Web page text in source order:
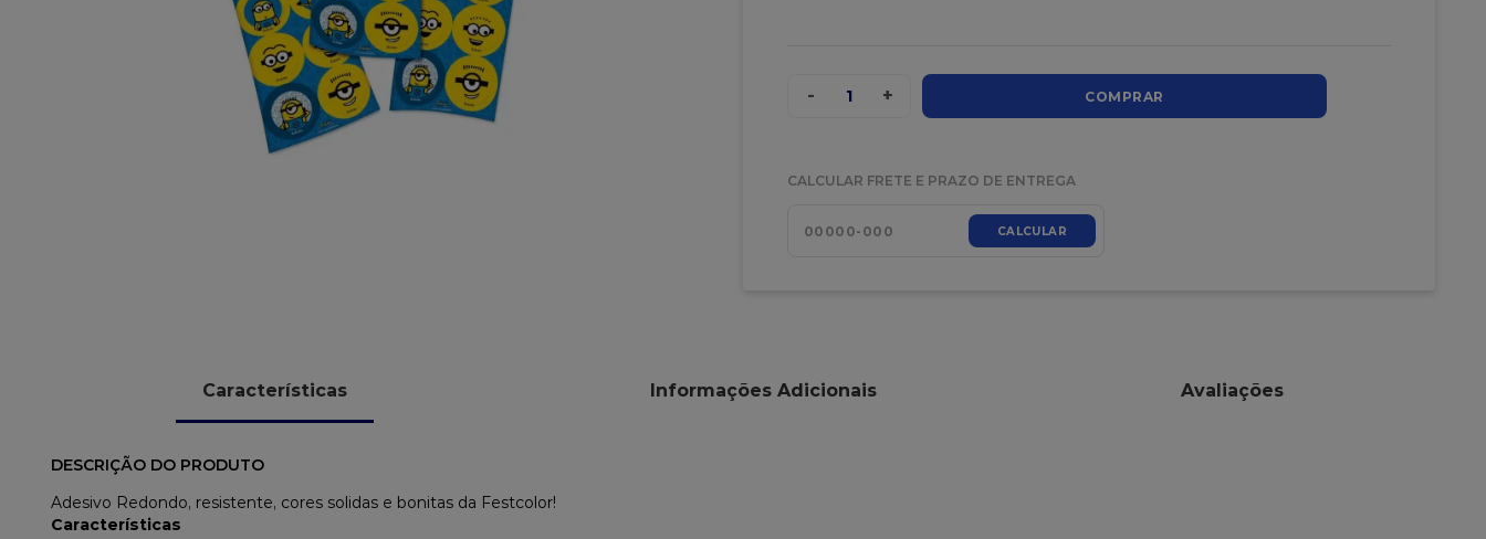
- 1 + COMPRAR
CALCULAR FRETE E PRAZO DE ENTREGA
CALCULAR
Características Informações Adicionais Avaliações
DESCRIÇÃO DO PRODUTO
Adesivo Redondo, resistente, cores solidas e bonitas da Festcolor!
Características